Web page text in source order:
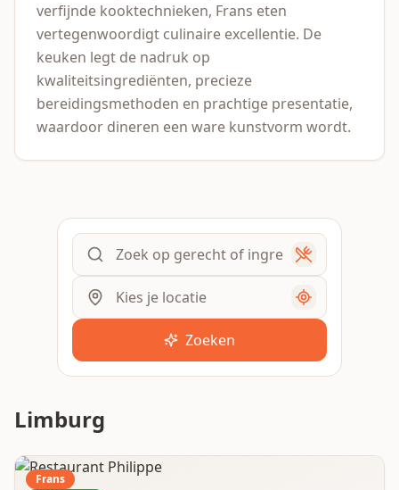
verfijnde kooktechnieken, Frans eten
vertegenwoordigt culinaire excellentie. De
keuken legt de nadruk op
kwaliteitsingrediënten, precieze
bereidingsmethoden en prachtige presentatie,
waardoor dineren een ware kunstvorm wordt.
Zoeken
Limburg
Frans